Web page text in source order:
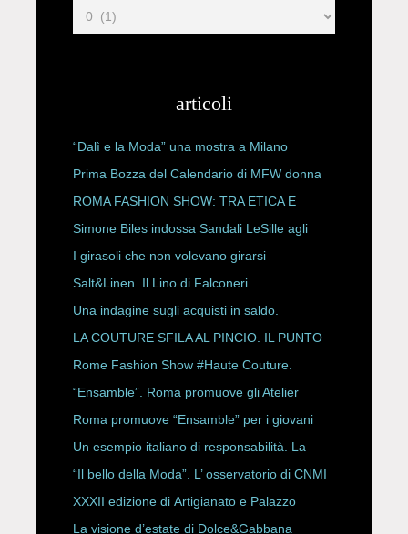
articoli
“Dalì e la Moda” una mostra a Milano
Prima Bozza del Calendario di MFW donna
P/E 2027
ROMA FASHION SHOW: TRA ETICA E
HAUTE COUTURE
Simone Biles indossa Sandali LeSille agli
ESPY Awards 2026
I girasoli che non volevano girarsi
Salt&Linen. Il Lino di Falconeri
Una indagine sugli acquisti in saldo.
LA COUTURE SFILA AL PINCIO. IL PUNTO
CON ALESSANDRO ONORATO E
ROBERTA ANGELILLI
Rome Fashion Show #Haute Couture.
“Ensamble”. Roma promuove gli Atelier
Storici
Roma promuove “Ensamble” per i giovani
Un esempio italiano di responsabilità. La
Rete Slow Fiber
“Il bello della Moda”. L’ osservatorio di CNMI
XXXII edizione di Artigianato e Palazzo
La visione d’estate di Dolce&Gabbana